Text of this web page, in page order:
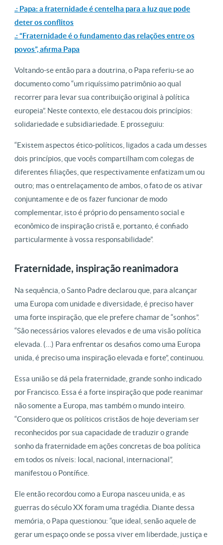
.: Papa: a fraternidade é centelha para a luz que pode
deter os conflitos
.: “Fraternidade é o fundamento das relações entre os
povos”, afirma Papa
Voltando-se então para a doutrina, o Papa referiu-se ao
documento como “um riquíssimo patrimônio ao qual
recorrer para levar sua contribuição original à política
europeia”. Neste contexto, ele destacou dois princípios:
solidariedade e subsidiariedade. E prosseguiu:
“Existem aspectos ético-políticos, ligados a cada um desses
dois princípios, que vocês compartilham com colegas de
diferentes filiações, que respectivamente enfatizam um ou
outro; mas o entrelaçamento de ambos, o fato de os ativar
conjuntamente e de os fazer funcionar de modo
complementar, isto é próprio do pensamento social e
econômico de inspiração cristã e, portanto, é confiado
particularmente à vossa responsabilidade”.
Fraternidade, inspiração reanimadora
Na sequência, o Santo Padre declarou que, para alcançar
uma Europa com unidade e diversidade, é preciso haver
uma forte inspiração, que ele prefere chamar de “sonhos”.
“São necessários valores elevados e de uma visão política
elevada. (…) Para enfrentar os desafios como uma Europa
unida, é preciso uma inspiração elevada e forte”, continuou.
Essa união se dá pela fraternidade, grande sonho indicado
por Francisco. Essa é a forte inspiração que pode reanimar
não somente a Europa, mas também o mundo inteiro.
“Considero que os políticos cristãos de hoje deveriam ser
reconhecidos por sua capacidade de traduzir o grande
sonho da fraternidade em ações concretas de boa política
em todos os níveis: local, nacional, internacional”,
manifestou o Pontífice.
Ele então recordou como a Europa nasceu unida, e as
guerras do século XX foram uma tragédia. Diante dessa
memória, o Papa questionou: “que ideal, senão aquele de
gerar um espaço onde se possa viver em liberdade, justiça e